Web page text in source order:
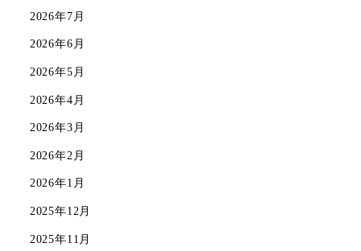
2026年7月
2026年6月
2026年5月
2026年4月
2026年3月
2026年2月
2026年1月
2025年12月
2025年11月